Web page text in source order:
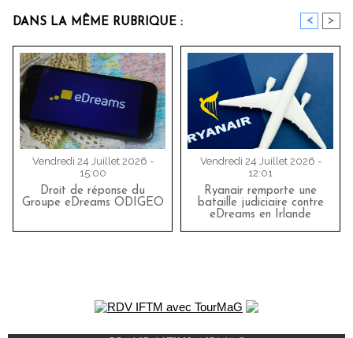
DANS LA MÊME RUBRIQUE : < >
Vendredi 24 Juillet 2026 -
15:00
Droit de réponse du
Groupe eDreams ODIGEO
Vendredi 24 Juillet 2026 -
12:01
Ryanair remporte une
bataille judiciaire contre
eDreams en Irlande